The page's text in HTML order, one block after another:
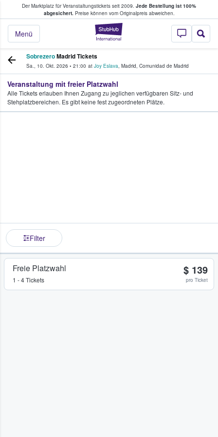
Der Marktplatz für Veranstaltungstickets seit 2009. Jede Bestellung ist 100%
abgesichert.Preise können vom Originalpreis abweichen.
StubHub - Wo
Menü
Tickets kaufen & verkaufen
SobrezeroMadrid Tickets
Sa., 10. Okt. 2026 • 21:00 at Joy Eslava, Madrid, Comunidad de Madrid
Veranstaltung mit freier Platzwahl
Alle Tickets erlauben Ihnen Zugang zu jeglichen verfügbaren Sitz- und
Stehplatzbereichen. Es gibt keine fest zugeordneten Plätze.
Filter
Freie Platzwahl
1 - 4 Tickets
$ 139
pro Ticket